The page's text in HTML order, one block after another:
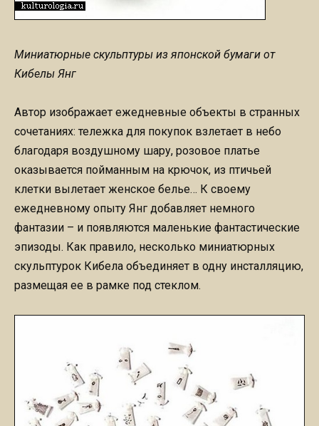
Миниатюрные скульптуры из японской бумаги от
Кибелы Янг
Автор изображает ежедневные объекты в странных
сочетаниях: тележка для покупок взлетает в небо
благодаря воздушному шару, розовое платье
оказывается пойманным на крючок, из птичьей
клетки вылетает женское белье… К своему
ежедневному опыту Янг добавляет немного
фантазии – и появляются маленькие фантастические
эпизоды. Как правило, несколько миниатюрных
скульптурок Кибела объединяет в одну инсталляцию,
размещая ее в рамке под стеклом.